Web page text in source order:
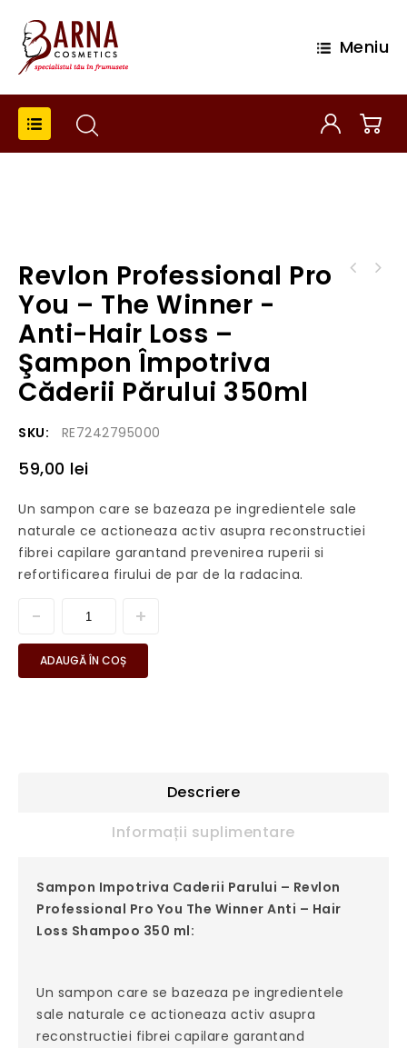
Meniu
Revlon Professional Pro
You – The Winner -
Anti-Hair Loss –
Şampon Împotriva
Căderii Părului 350ml
SKU: RE7242795000
59,00 lei
Un sampon care se bazeaza pe ingredientele sale
naturale ce actioneaza activ asupra reconstructiei
fibrei capilare garantand prevenirea ruperii si
refortificarea firului de par de la radacina.
ADAUGĂ ÎN COȘ
Descriere
Informații suplimentare
Sampon Impotriva Caderii Parului – Revlon
Professional Pro You The Winner Anti – Hair
Loss Shampoo 350 ml:
Un sampon care se bazeaza pe ingredientele
sale naturale ce actioneaza activ asupra
reconstructiei fibrei capilare garantand